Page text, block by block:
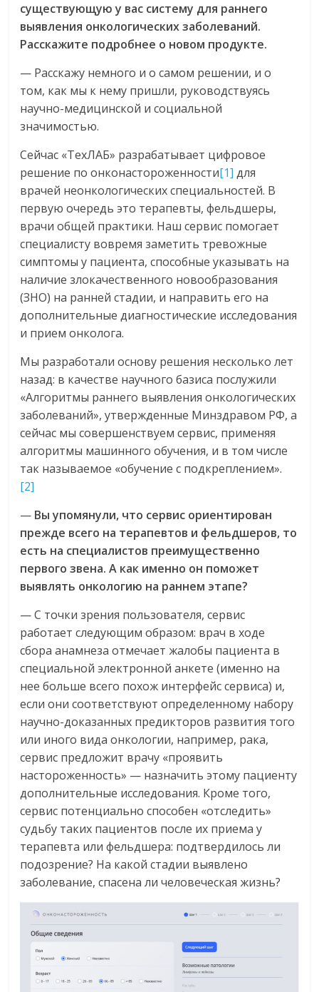
существующую у вас систему для раннего
выявления онкологических заболеваний.
Расскажите подробнее о новом продукте.
— Расскажу немного и о самом решении, и о
том, как мы к нему пришли, руководствуясь
научно-медицинской и социальной
значимостью.
Сейчас «ТехЛАБ» разрабатывает цифровое
решение по онконастороженности[1] для
врачей неонкологических специальностей. В
первую очередь это терапевты, фельдшеры,
врачи общей практики. Наш сервис помогает
специалисту вовремя заметить тревожные
симптомы у пациента, способные указывать на
наличие злокачественного новообразования
(ЗНО) на ранней стадии, и направить его на
дополнительные диагностические исследования
и прием онколога.
Мы разработали основу решения несколько лет
назад: в качестве научного базиса послужили
«Алгоритмы раннего выявления онкологических
заболеваний», утвержденные Минздравом РФ, а
сейчас мы совершенствуем сервис, применяя
алгоритмы машинного обучения, и в том числе
так называемое «обучение с подкреплением».
[2]
— Вы упомянули, что сервис ориентирован
прежде всего на терапевтов и фельдшеров, то
есть на специалистов преимущественно
первого звена. А как именно он поможет
выявлять онкологию на раннем этапе?
— С точки зрения пользователя, сервис
работает следующим образом: врач в ходе
сбора анамнеза отмечает жалобы пациента в
специальной электронной анкете (именно на
нее больше всего похож интерфейс сервиса) и,
если они соответствуют определенному набору
научно-доказанных предикторов развития того
или иного вида онкологии, например, рака,
сервис предложит врачу «проявить
настороженность» — назначить этому пациенту
дополнительные исследования. Кроме того,
сервис потенциально способен «отследить»
судьбу таких пациентов после их приема у
терапевта или фельдшера: подтвердилось ли
подозрение? На какой стадии выявлено
заболевание, спасена ли человеческая жизнь?